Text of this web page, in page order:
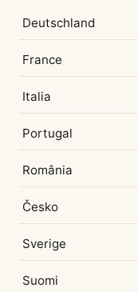
Deutschland
France
Italia
Portugal
România
Česko
Sverige
Suomi